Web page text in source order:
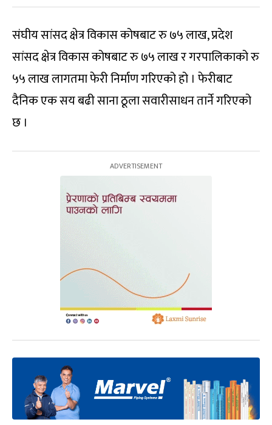
संघीय सांसद क्षेत्र विकास कोषबाट रु ७५ लाख, प्रदेश
सांसद क्षेत्र विकास कोषबाट रु ७५ लाख र गरपालिकाको रु
५५ लाख लागतमा फेरी निर्माण गरिएको हो । फेरीबाट
दैनिक एक सय बढी साना ठूला सवारीसाधन तार्ने गरिएको
छ ।